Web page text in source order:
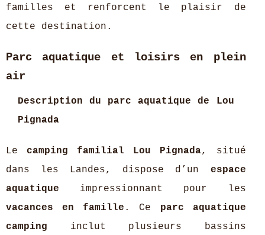
familles et renforcent le plaisir de
cette destination.
Parc aquatique et loisirs en plein
air
Description du parc aquatique de Lou
Pignada
Lecamping familial Lou Pignada, situé
dans les Landes, dispose d’un espace
aquatique impressionnant pour les
vacances en famille . Ce parc aquatique
camping inclut plusieurs bassins